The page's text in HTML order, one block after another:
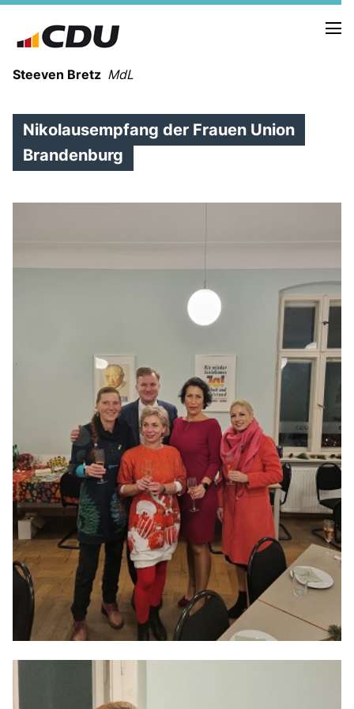
Steeven Bretz MdL
MEIN WAHLKREIS
ZIELE
Anträge CDU
Kleine Anfragen
CDU Deutschland
CDU Fraktion im Brandenburger Landtag
CDU Brandenburg
CDU Potsdam
Nikolausempfang der Frauen Union
Brandenburg